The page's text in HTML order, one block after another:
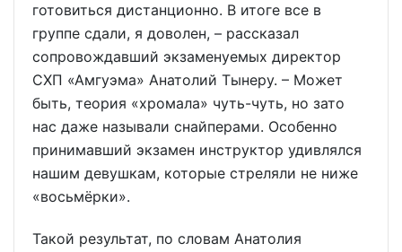
готовиться дистанционно. В итоге все в
группе сдали, я доволен, – рассказал
сопровождавший экзаменуемых директор
СХП «Амгуэма» Анатолий Тынеру. – Может
быть, теория «хромала» чуть-чуть, но зато
нас даже называли снайперами. Особенно
принимавший экзамен инструктор удивлялся
нашим девушкам, которые стреляли не ниже
«восьмёрки».
Такой результат, по словам Анатолия